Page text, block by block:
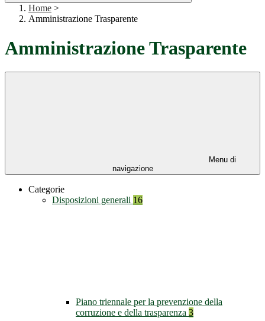
Home >
Amministrazione Trasparente
Amministrazione Trasparente
Menu di
navigazione
Categorie
Disposizioni generali 16
Piano triennale per la prevenzione della
corruzione e della trasparenza 3